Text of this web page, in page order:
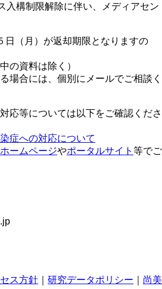
入構制限解除に伴い、メディアセン
日（月）が返却期限となりますの
の資料は除く）
場合には、個別にメールでご相談く
応等については以下をご確認くださ
症への対応について
ームページやポータルサイト 等でご
ス方針 研究データポリシー
尚美